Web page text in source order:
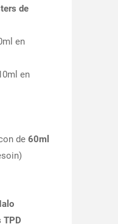
de
en
en
de 60ml
TPD